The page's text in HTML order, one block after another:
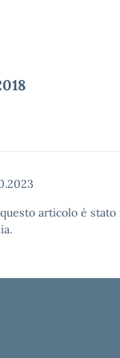
articolo è